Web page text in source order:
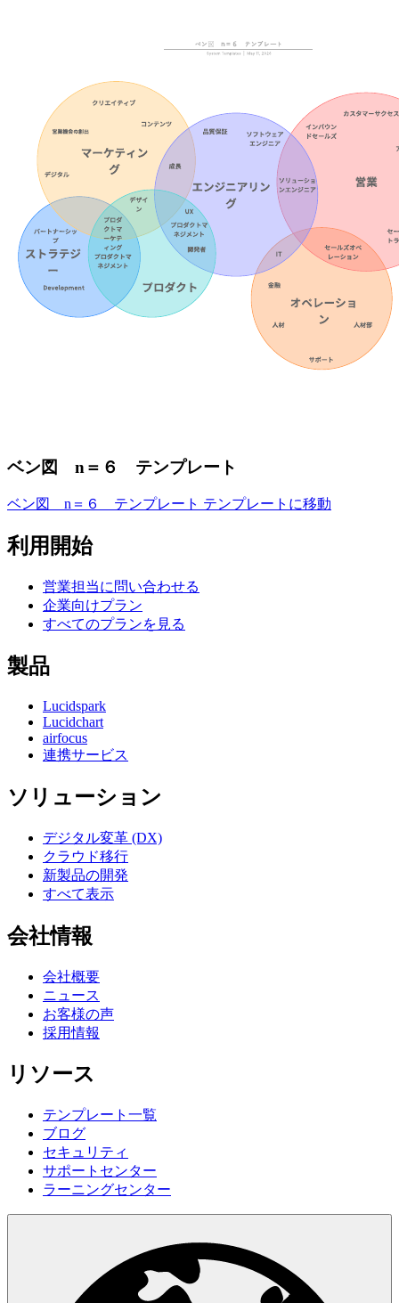
ベン図 n＝６ テンプレート
ベン図 n＝６ テンプレート テンプレートに移動
利用開始
営業担当に問い合わせる
企業向けプラン
すべてのプランを見る
製品
Lucidspark
Lucidchart
airfocus
連携サービス
ソリューション
デジタル変革 (DX)
クラウド移行
新製品の開発
すべて表示
会社情報
会社概要
ニュース
お客様の声
採用情報
リソース
テンプレート一覧
ブログ
セキュリティ
サポートセンター
ラーニングセンター